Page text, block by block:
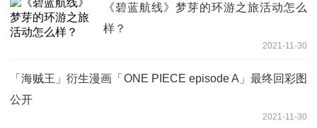
《碧蓝航线》梦芽的环游之旅活动怎么
样？
2021-11-30
「海贼王」衍生漫画「ONE PIECE episode A」最终回彩图
公开
2021-11-30